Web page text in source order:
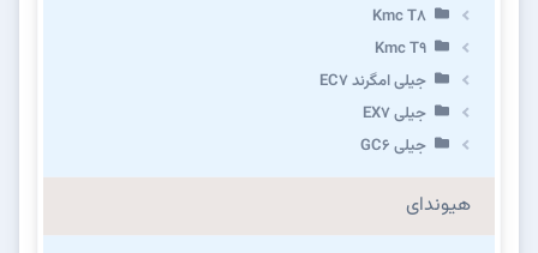
Kmc T8
Kmc T9
جیلی امگرند EC7
جیلی EX7
جیلی GC6
هیوندای